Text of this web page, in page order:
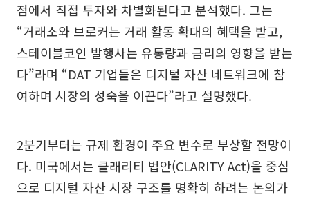
점에서 직접 투자와 차별화된다고 분석했다. 그는
“거래소와 브로커는 거래 활동 확대의 혜택을 받고,
스테이블코인 발행사는 유통량과 금리의 영향을 받는
다”라며 “DAT 기업들은 디지털 자산 네트워크에 참
여하며 시장의 성숙을 이끈다”라고 설명했다.
2분기부터는 규제 환경이 주요 변수로 부상할 전망이
다. 미국에서는 클래리티 법안(CLARITY Act)을 중심
으로 디지털 자산 시장 구조를 명확히 하려는 논의가